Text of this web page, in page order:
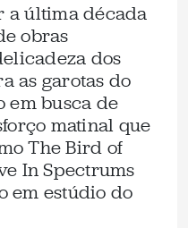
a última década
obras
dos
as garotas do
em busca de
matinal que
The Bird of
In Spectrums
em estúdio do